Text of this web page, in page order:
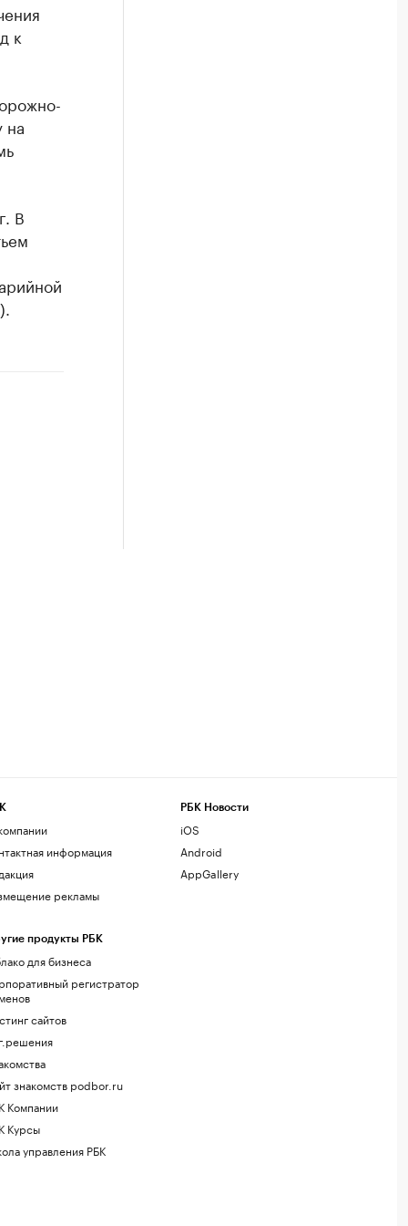
к
на
В
информация
рекламы
продукты РБК
для бизнеса
регистратор
сайтов
знакомств podbor.ru
Компании
Курсы
управления РБК
РБК Новости
iOS
Android
AppGallery